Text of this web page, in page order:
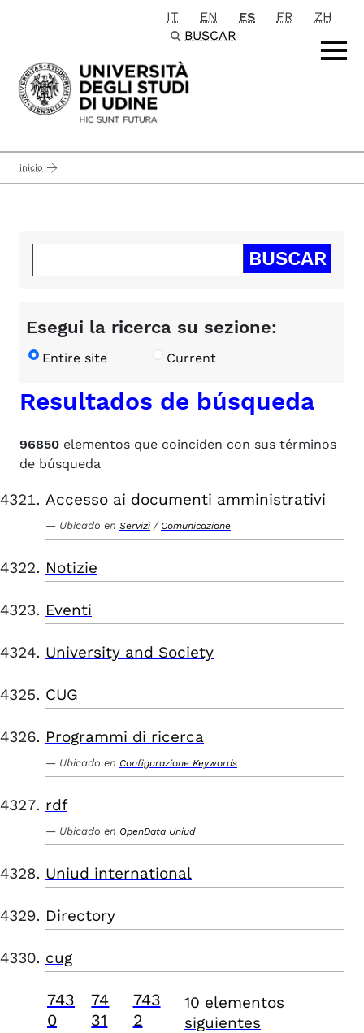
Passa al contenuto principale
IT EN ES FR
ZH
BUSCAR
inicio
Esegui la ricerca su sezione:
Entire site Current
Resultados de búsqueda
96850 elementos que coinciden con sus términos
de búsqueda
Accesso ai documenti amministrativi
Ubicado en Servizi / Comunicazione
Notizie
Eventi
University and Society
CUG
Programmi di ricerca
Ubicado en Configurazione Keywords
rdf
Ubicado en OpenData Uniud
Uniud international
Directory
cug
743
0
74
31
743
2
10 elementos
siguientes